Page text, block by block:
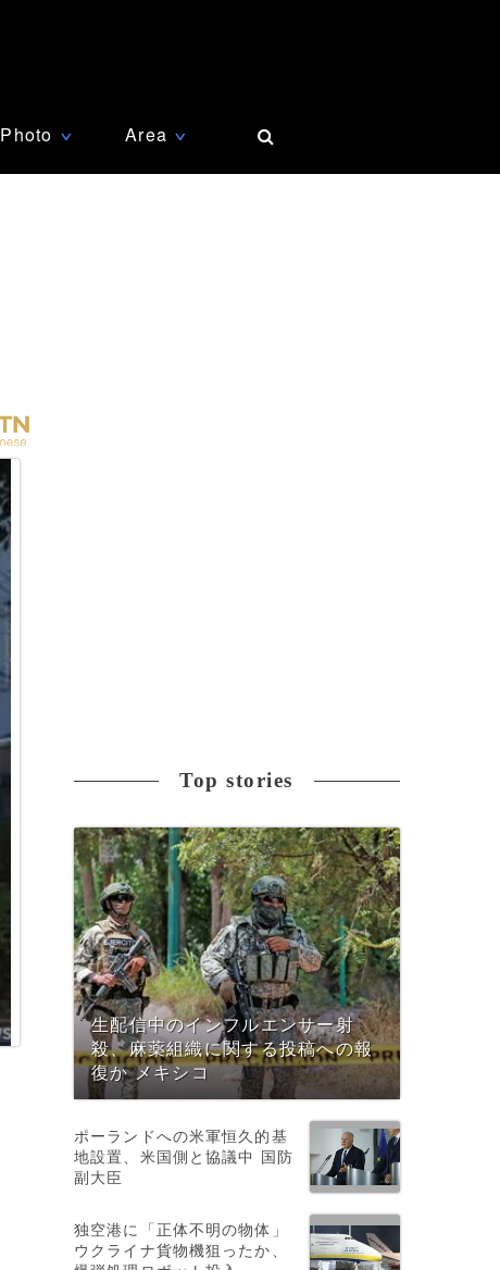
Photo ∨ Area ∨
Top stories
生配信中のインフルエンサー射
殺、麻薬組織に関する投稿への報
復か メキシコ
ポーランドへの米軍恒久的基
地設置、米国側と協議中 国防
副大臣
独空港に「正体不明の物体」
ウクライナ貨物機狙ったか、